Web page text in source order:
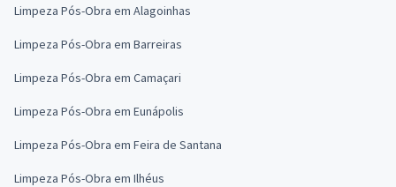
Limpeza Pós-Obra em Alagoinhas
Limpeza Pós-Obra em Barreiras
Limpeza Pós-Obra em Camaçari
Limpeza Pós-Obra em Eunápolis
Limpeza Pós-Obra em Feira de Santana
Limpeza Pós-Obra em Ilhéus